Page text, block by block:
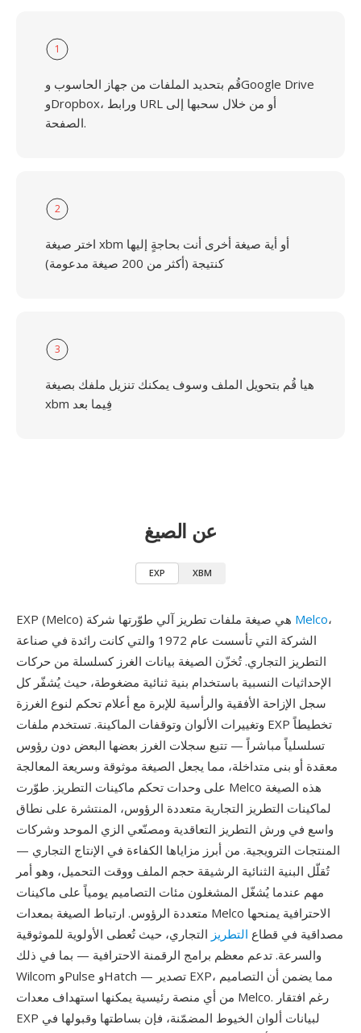
1
قُم بتحديد الملفات من جهاز الحاسوب وGoogle Drive
وDropbox، ورابط URL أو من خلال سحبها إلى
الصفحة.
2
اختر صيغة xbm أو أية صيغة أخرى أنت بحاجةٍ إليها
كنتيجة (أكثر من 200 صيغة مدعومة)
3
هيا قُم بتحويل الملف وسوف يمكنك تنزيل ملفك بصيغة
xbm فِيما بعد
عن الصيغ
EXP XBM
Melco،
الشركة التي تأسست عام 1972 والتي كانت رائدة في صناعة
التطريز التجاري. تُخزّن الصيغة بيانات الغرز كسلسلة من حركات
الإحداثيات النسبية باستخدام بنية ثنائية مضغوطة، حيث يُشفّر كل
سجل الإزاحة الأفقية والرأسية للإبرة مع أعلام تحكم لنوع الغرزة
وتغييرات الألوان وتوقفات الماكينة. تستخدم ملفات EXP تخطيطاً
تسلسلياً مباشراً — تتبع سجلات الغرز بعضها البعض دون رؤوس
معقدة أو بنى متداخلة، مما يجعل الصيغة موثوقة وسريعة المعالجة
على وحدات تحكم ماكينات التطريز. طوّرت Melco هذه الصيغة
لماكينات التطريز التجارية متعددة الرؤوس، المنتشرة على نطاق
واسع في ورش التطريز التعاقدية ومصنّعي الزي الموحد وشركات
المنتجات الترويجية. من أبرز مزاياها الكفاءة في الإنتاج التجاري —
تُقلّل البنية الثنائية الرشيقة حجم الملف ووقت التحميل، وهو أمر
مهم عندما يُشغّل المشغلون مئات التصاميم يومياً على ماكينات
متعددة الرؤوس. ارتباط الصيغة بمعدات Melco الاحترافية يمنحها
مصداقية في قطاع التطريز التجاري، حيث تُعطى الأولوية للموثوقية
والسرعة. تدعم معظم برامج الرقمنة الاحترافية — بما في ذلك
Wilcom وPulse وHatch — تصدير EXP، مما يضمن أن التصاميم
من أي منصة رئيسية يمكنها استهداف معدات Melco. رغم افتقار
EXP لبيانات ألوان الخيوط المضمّنة، فإن بساطتها وقبولها في